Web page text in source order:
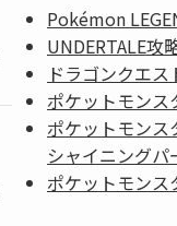
Pokémon
UNDERTALE攻
ドラゴンクエ
ポケットモン
ポケットモンス
シャイニングパ
ポケットモン